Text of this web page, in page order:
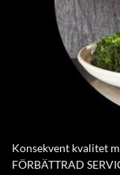
Konsekvent kvalitet
FÖRBÄTTRAD